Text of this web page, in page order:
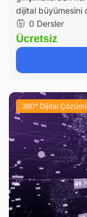
dijital büyümesini
0 Dersler
Ücretsiz
360° Dijital